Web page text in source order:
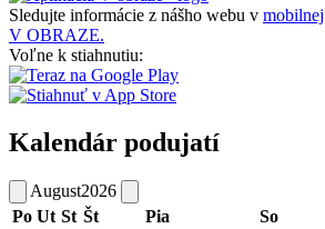
Sledujte informácie z nášho webu v
V OBRAZE.
Voľne k stiahnutiu:
Kalendár podujatí
August2026
Po Ut St Št Pia So